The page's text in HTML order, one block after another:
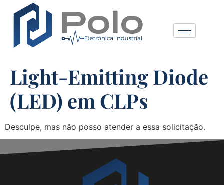
Light-Emitting Diode
(LED) em CLPs
Desculpe, mas não posso atender a essa solicitação.